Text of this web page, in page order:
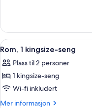
Leiro
Suite
Åpne
alle
bildene
av
Rom,
1
3
Rom, 1 kingsize-seng
Plass til 2 personer
1 kingsize-seng
Wi-fi inkludert
Mer informasjon
Mer